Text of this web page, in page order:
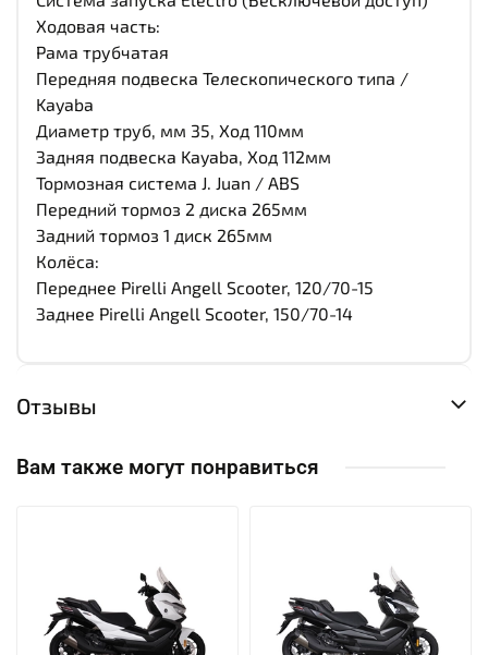
Ходовая часть:
Рама трубчатая
Передняя подвеска Телескопического типа /
Kayaba
Диаметр труб, мм 35, Ход 110мм
Задняя подвеска Kayaba, Ход 112мм
Тормозная система J. Juan / ABS
Передний тормоз 2 диска 265мм
Задний тормоз 1 диск 265мм
Колёса:
Переднее Pirelli Angell Scooter, 120/70-15
Заднее Pirelli Angell Scooter, 150/70-14
Отзывы
Вам также могут понравиться